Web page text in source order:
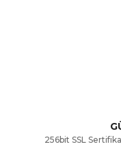
Ürün resmi
256bit SSL